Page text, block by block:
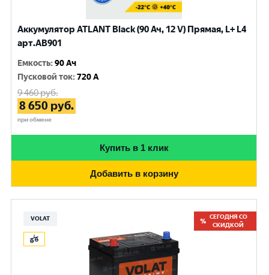
Аккумулятор ATLANT Black (90 Ач, 12 V) Прямая, L+ L4
арт.AB901
Емкость:90 Ач
Пусковой ток:720 A
9 460руб.
8 650 руб.
при обмене
Купить в 1 клик
Добавить в корзину
VOLAT
СЕГОДНЯ СО
СКИДКОЙ